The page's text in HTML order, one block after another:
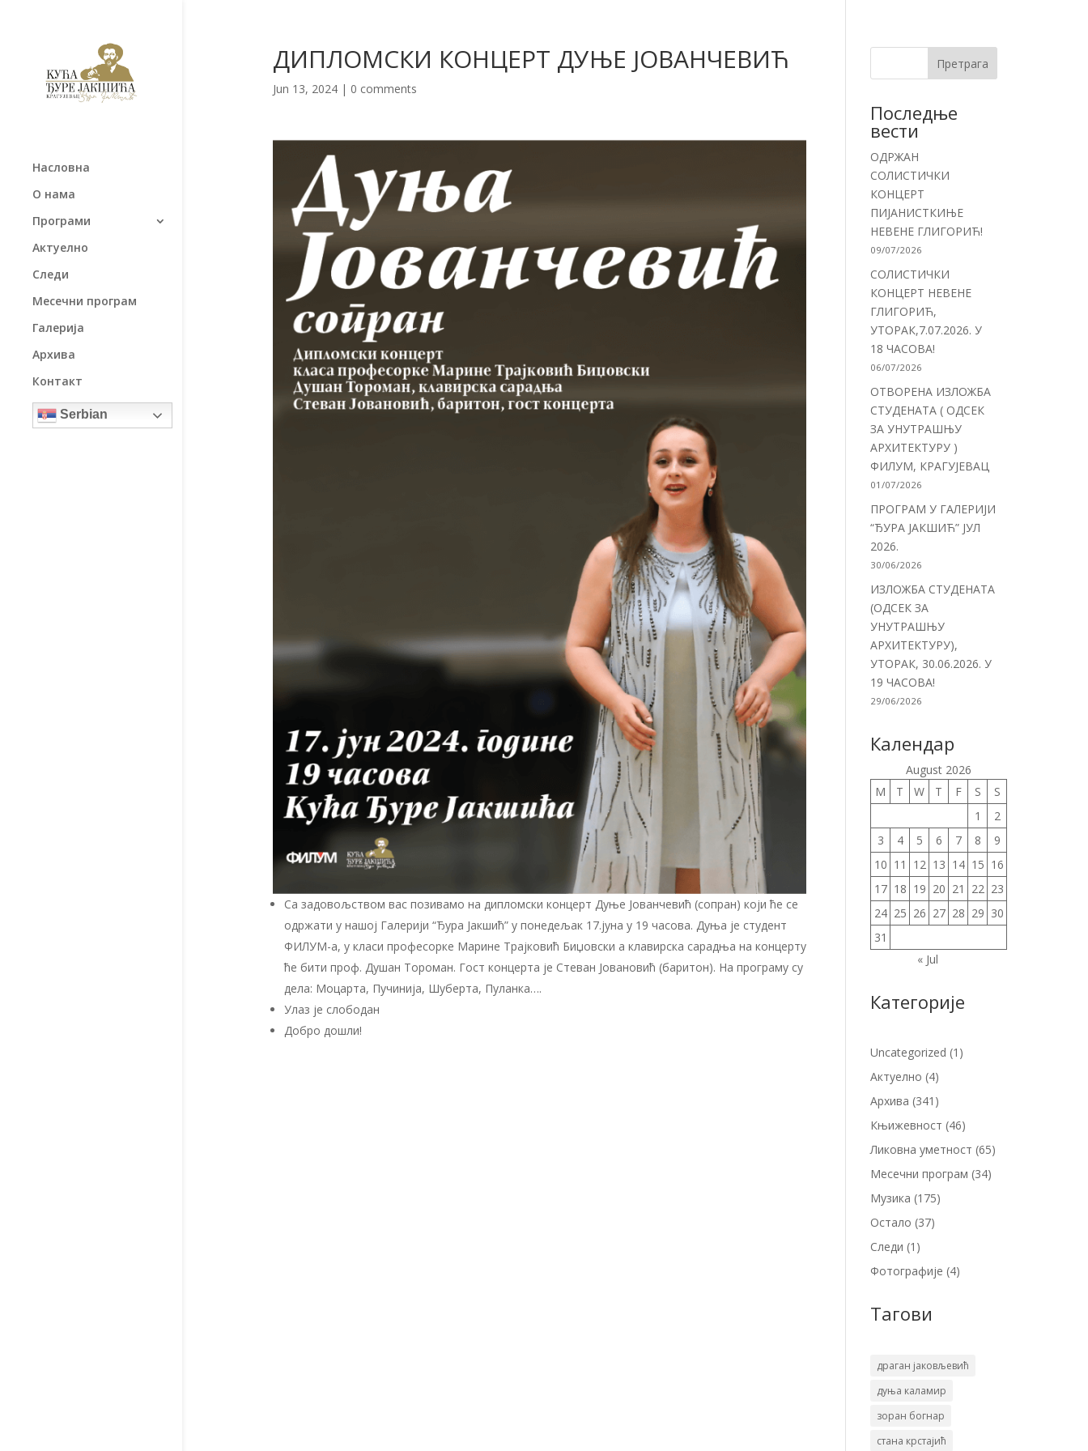
Насловна
О нама
Програми
Актуелно
Следи
Месечни програм
Галерија
Архива
Контакт
Serbian
ДИПЛОМСКИ КОНЦЕРТ ДУЊЕ ЈОВАНЧЕВИЋ
Jun 13, 2024| 0 comments
Са задовољством вас позивамо на дипломски концерт Дуње Јованчевић (сопран) који ће се
одржати у нашој Галерији “Ђура Јакшић” у понедељак 17.јуна у 19 часова. Дуња је студент
ФИЛУМ-а, у класи професорке Марине Трајковић Биџовски а клавирска сарадња на концерту
ће бити проф. Душан Тороман. Гост концерта је Стеван Јовановић (баритон). На програму су
дела: Моцарта, Пучинија, Шуберта, Пуланка….
Улаз је слободан
Добро дошли!
Претрага
Последње
вести
ОДРЖАН
СОЛИСТИЧКИ
КОНЦЕРТ
ПИЈАНИСТКИЊЕ
НЕВЕНЕ ГЛИГОРИЋ!
09/07/2026
СОЛИСТИЧКИ
КОНЦЕРТ НЕВЕНЕ
ГЛИГОРИЋ,
УТОРАК,7.07.2026. У
18 ЧАСОВА!
06/07/2026
ОТВОРЕНА ИЗЛОЖБА
СТУДЕНАТА ( ОДСЕК
ЗА УНУТРАШЊУ
АРХИТЕКТУРУ )
ФИЛУМ, КРАГУЈЕВАЦ
01/07/2026
ПРОГРАМ У ГАЛЕРИЈИ
“ЂУРА ЈАКШИЋ” ЈУЛ
2026.
30/06/2026
ИЗЛОЖБА СТУДЕНАТА
(ОДСЕК ЗА
УНУТРАШЊУ
АРХИТЕКТУРУ),
УТОРАК, 30.06.2026. У
19 ЧАСОВА!
29/06/2026
Календар
August 2026
M
T W T F S
S
1
2
3
4 5 6 7 8
9
10 11 12 13 14 15 16
17 18 19 20 21 22 23
24 25 26 27 28 29 30
31
« Jul
Категорије
Uncategorized (1)
Актуелно (4)
Архива (341)
Књижевност (46)
Ликовна уметност (65)
Месечни програм (34)
Музика (175)
Остало (37)
Следи (1)
Фотографије (4)
Тагови
драган јаковљевић
дуња каламир
зоран богнар
стана крстајић